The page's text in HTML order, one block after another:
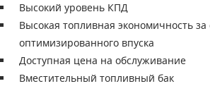
Высокий уровень КПД
Высокая топливная экономичность за
оптимизированного впуска
Доступная цена на обслуживание
Вместительный топливный бак
РАДИАТОРЫ
ПОДШИПНИКИ
ПОРШНЕВЫЕ БЛОКИ